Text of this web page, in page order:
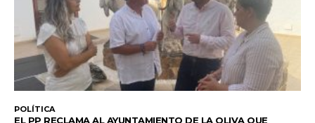
POLÍTICA
EL PP RECLAMA AL AYUNTAMIENTO DE LA OLIVA QUE